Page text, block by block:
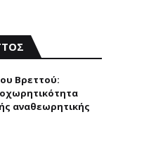
Bρεττού:
αναθεωρητικής